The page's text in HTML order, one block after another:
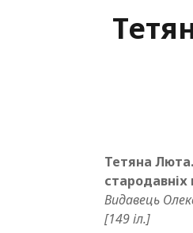
Тетяна Люта.
Видавець
[149 іл.]